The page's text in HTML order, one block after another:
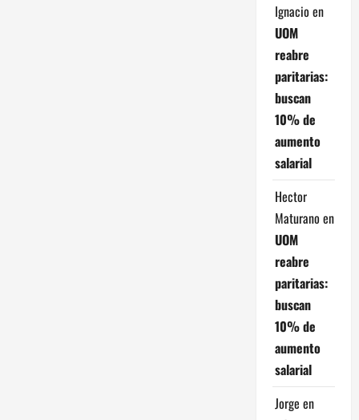
Ignacio en
UOM
reabre
paritarias:
buscan
10% de
aumento
salarial
Hector
Maturano en
UOM
reabre
paritarias:
buscan
10% de
aumento
salarial
Jorge en